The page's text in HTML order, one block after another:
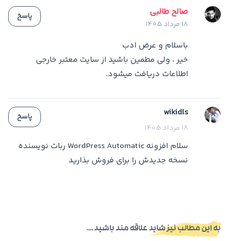
صالح طالبی
18 مرداد 1405
باسلام و عرض ادب
خیر ، ولی مطمین باشید از سایت معتبر خارجی
اطلاعات دریافت میشود.
پاسخ
wikidls
18 مرداد 1405
سلام افزونه WordPress Automatic ربات نویسنده
نسخه جدیدش را برای فروش بذارید
پاسخ
به این مطالب نیز شاید علاقه مند باشید ...